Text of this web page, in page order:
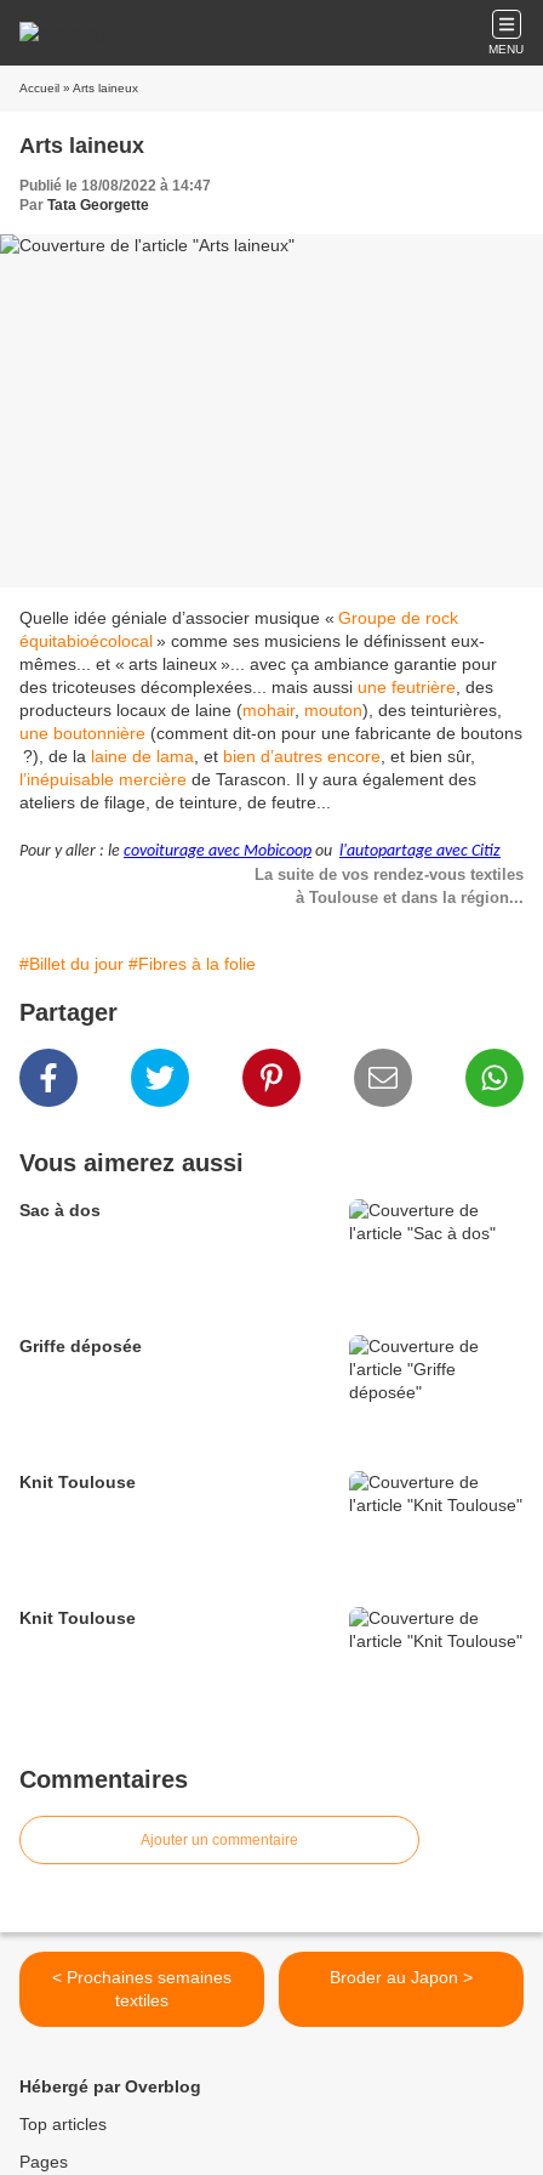
MENU
Accueil » Arts laineux
Arts laineux
Publié le 18/08/2022 à 14:47
Par Tata Georgette
Quelle idée géniale d’associer musique « Groupe de rock
équitabioécolocal» comme ses musiciens le définissent eux-
mêmes... et « arts laineux »... avec ça ambiance garantie pour
des tricoteuses décomplexées... mais aussi une feutrière , des
producteurs locaux de laine (mohair, mouton), des teinturières,
une boutonnière (comment dit-on pour une fabricante de boutons
?), de la laine de lama , et bien d’autres encore , et bien sûr,
l’inépuisable mercière de Tarascon. Il y aura également des
ateliers de filage, de teinture, de feutre...
Pour y aller : le covoiturage avec Mobicoop ou l'autopartage avec Citiz
La suite de vos rendez-vous textiles
à Toulouse et dans la région...
#Billet du jour #Fibres à la folie
Partager
Vous aimerez aussi
Sac à dos
Griffe déposée
Knit Toulouse
Knit Toulouse
Commentaires
Ajouter un commentaire
< Prochaines semaines
textiles
Broder au Japon >
Hébergé par Overblog
Top articles
Pages